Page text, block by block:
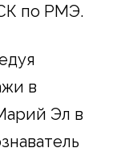
по РМЭ.
в
Эл в